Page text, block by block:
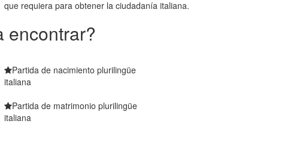
que requiera para obtener la ciudadanía italiana.
encontrar?
Partida de nacimiento plurilingüe
italiana
Partida de matrimonio plurilingüe
italiana